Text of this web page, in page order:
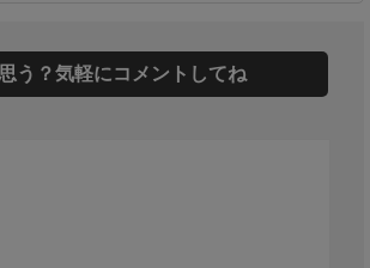
う？気軽にコメントしてね